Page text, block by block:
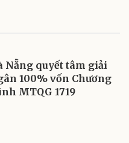
Nẵng quyết tâm giải
100% vốn Chương
MTQG 1719